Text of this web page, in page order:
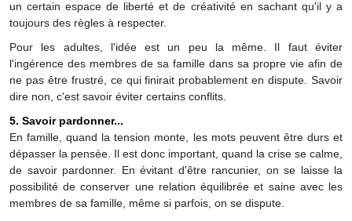
un certain espace de liberté et de créativité en sachant qu'il y a
toujours des règles à respecter.
Pour les adultes, l'idée est un peu la même. Il faut éviter
l'ingérence des membres de sa famille dans sa propre vie afin de
ne pas être frustré, ce qui finirait probablement en dispute. Savoir
dire non, c'est savoir éviter certains conflits.
5. Savoir pardonner...
En famille, quand la tension monte, les mots peuvent être durs et
dépasser la pensée. Il est donc important, quand la crise se calme,
de savoir pardonner. En évitant d'être rancunier, on se laisse la
possibilité de conserver une relation équilibrée et saine avec les
membres de sa famille, même si parfois, on se dispute.